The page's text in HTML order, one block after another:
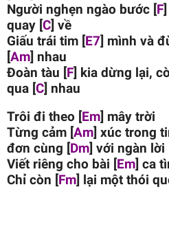
Người nghẹn ngào bước [F
quay [C] về
Giấu trái tim [E7] mình và
[Am] nhau
Đoàn tàu [F] kia dừng lại,
qua [C] nhau
Trôi đi theo [Em] mây trời
Từng cảm [Am] xúc trong
đơn cùng [Dm] với ngàn lời
Viết riêng cho bài [Em] ca
Chỉ còn [Fm] lại một thói